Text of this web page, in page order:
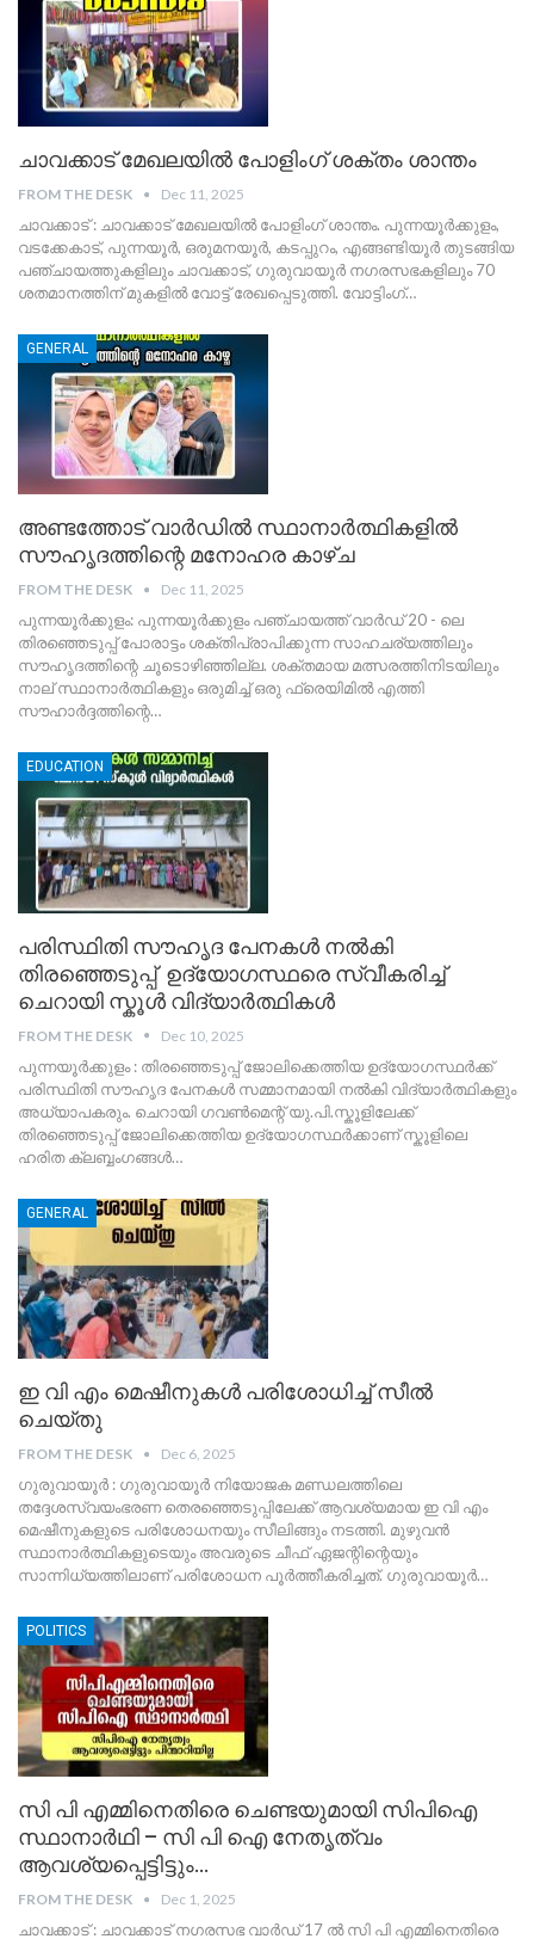
ചാവക്കാട് മേഖലയിൽ പോളിംഗ് ശക്തം ശാന്തം
FROM THE DESK Dec 11, 2025
ചാവക്കാട് : ചാവക്കാട് മേഖലയിൽ പോളിംഗ് ശാന്തം. പുന്നയൂർക്കുളം,
വടക്കേകാട്, പുന്നയൂർ, ഒരുമനയൂർ, കടപ്പുറം, എങ്ങണ്ടിയൂർ തുടങ്ങിയ
പഞ്ചായത്തുകളിലും ചാവക്കാട്, ഗുരുവായൂർ നഗരസഭകളിലും 70
ശതമാനത്തിന് മുകളിൽ വോട്ട് രേഖപ്പെടുത്തി. വോട്ടിംഗ്…
GENERAL
അണ്ടത്തോട് വാർഡിൽ സ്ഥാനാർത്ഥികളിൽ
സൗഹൃദത്തിന്റെ മനോഹര കാഴ്ച
FROM THE DESK Dec 11, 2025
പുന്നയൂർക്കുളം: പുന്നയൂർക്കുളം പഞ്ചായത്ത് വാർഡ് 20 - ലെ
തിരഞ്ഞെടുപ്പ് പോരാട്ടം ശക്തിപ്രാപിക്കുന്ന സാഹചര്യത്തിലും
സൗഹൃദത്തിന്റെ ചൂടൊഴിഞ്ഞില്ല. ശക്തമായ മത്സരത്തിനിടയിലും
നാല് സ്ഥാനാർത്ഥികളും ഒരുമിച്ച് ഒരു ഫ്രെയിമിൽ എത്തി
സൗഹാർദ്ദത്തിന്റെ…
EDUCATION
പരിസ്ഥിതി സൗഹൃദ പേനകൾ നൽകി
തിരഞ്ഞെടുപ്പ് ഉദ്യോഗസ്ഥരെ സ്വീകരിച്ച്
ചെറായി സ്കൂൾ വിദ്യാർത്ഥികൾ
FROM THE DESK Dec 10, 2025
പുന്നയൂർക്കുളം : തിരഞ്ഞെടുപ്പ് ജോലിക്കെത്തിയ ഉദ്യോഗസ്ഥർക്ക്
പരിസ്ഥിതി സൗഹൃദ പേനകൾ സമ്മാനമായി നൽകി വിദ്യാർത്ഥികളും
അധ്യാപകരും. ചെറായി ഗവൺമെന്റ് യു.പി.സ്കൂളിലേക്ക്
തിരഞ്ഞെടുപ്പ് ജോലിക്കെത്തിയ ഉദ്യോഗസ്ഥർക്കാണ് സ്കൂളിലെ
ഹരിത ക്ലബ്ബംഗങ്ങൾ…
GENERAL
ഇ വി എം മെഷീനുകൾ പരിശോധിച്ച് സീൽ
ചെയ്തു
FROM THE DESK Dec 6, 2025
ഗുരുവായൂർ : ഗുരുവായൂർ നിയോജക മണ്ഡലത്തിലെ
തദ്ദേശസ്വയംഭരണ തെരഞ്ഞെടുപ്പിലേക്ക് ആവശ്യമായ ഇ വി എം
മെഷീനുകളുടെ പരിശോധനയും സീലിങ്ങും നടത്തി. മുഴുവൻ
സ്ഥാനാർത്ഥികളുടെയും അവരുടെ ചീഫ് ഏജന്റിന്റെയും
സാന്നിധ്യത്തിലാണ് പരിശോധന പൂർത്തീകരിച്ചത്. ഗുരുവായൂർ…
POLITICS
സി പി എമ്മിനെതിരെ ചെണ്ടയുമായി സിപിഐ
സ്ഥാനാർഥി – സി പി ഐ നേതൃത്വം
ആവശ്യപ്പെട്ടിട്ടും…
FROM THE DESK Dec 1, 2025
ചാവക്കാട് : ചാവക്കാട് നഗരസഭ വാർഡ്‌ 17 ൽ സി പി എമ്മിനെതിരെ